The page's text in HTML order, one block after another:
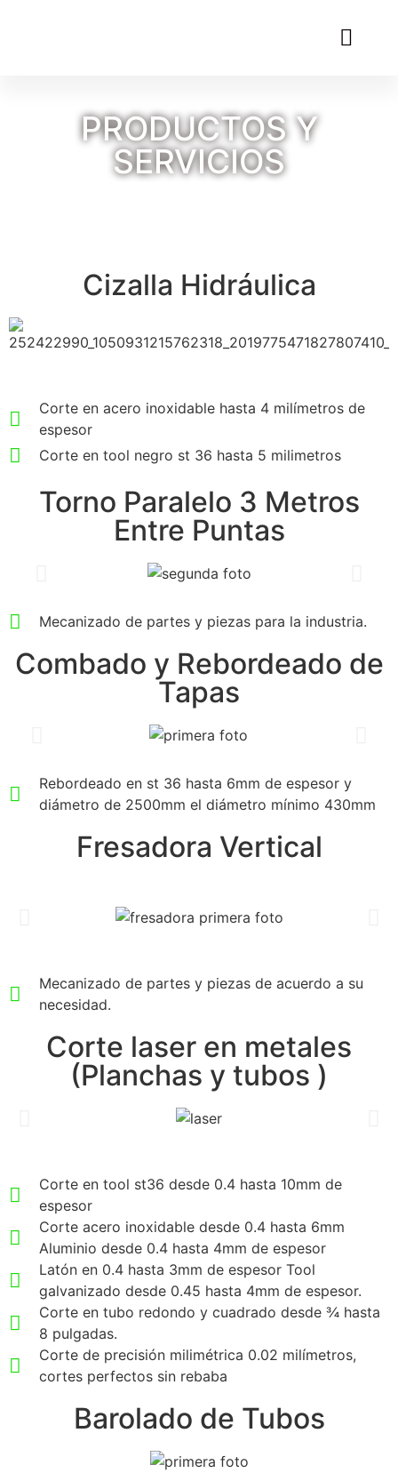
PRODUCTOS Y
SERVICIOS
Cizalla Hidráulica
Corte en acero inoxidable hasta 4 milímetros de
espesor
Corte en tool negro st 36 hasta 5 milimetros
Torno Paralelo 3 Metros
Entre Puntas
Mecanizado de partes y piezas para la industria.
Combado y Rebordeado de
Tapas
Rebordeado en st 36 hasta 6mm de espesor y
diámetro de 2500mm el diámetro mínimo 430mm
Fresadora Vertical
Mecanizado de partes y piezas de acuerdo a su
necesidad.
Corte laser en metales
(Planchas y tubos )
Corte en tool st36 desde 0.4 hasta 10mm de
espesor
Corte acero inoxidable desde 0.4 hasta 6mm
Aluminio desde 0.4 hasta 4mm de espesor
Latón en 0.4 hasta 3mm de espesor Tool
galvanizado desde 0.45 hasta 4mm de espesor.
Corte en tubo redondo y cuadrado desde ¾ hasta
8 pulgadas.
Corte de precisión milimétrica 0.02 milímetros,
cortes perfectos sin rebaba
Barolado de Tubos